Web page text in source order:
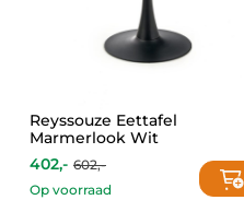
Reyssouze Eettafel
Marmerlook Wit
402,-
Current
price
602,-
Original
price
Op voorraad